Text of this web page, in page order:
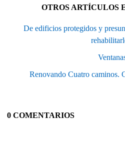
OTROS ARTÍCULOS
De edificios protegidos y
Renovando Cuatro caminos.
0 COMENTARIOS